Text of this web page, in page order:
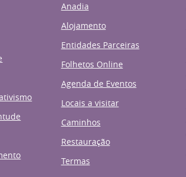
Anadia
Alojamento
Entidades Parceiras
Folhetos Online
Agenda de Eventos
Locais a visitar
Caminhos
Restauração
Termas